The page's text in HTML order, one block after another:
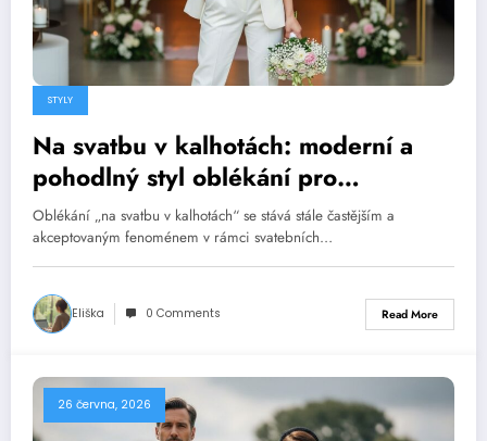
STYLY
Na svatbu v kalhotách: moderní a
pohodlný styl oblékání pro
slavnostní příležitosti
Oblékání „na svatbu v kalhotách“ se stává stále častějším a
akceptovaným fenoménem v rámci svatebních…
Eliška 0 Comments Read More
26 června, 2026